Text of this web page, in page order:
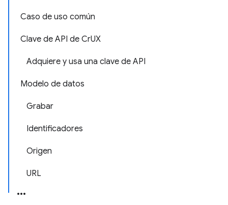
Caso de uso común
Clave de API de CrUX
Adquiere y usa una clave de API
Modelo de datos
Grabar
Identificadores
Origen
URL